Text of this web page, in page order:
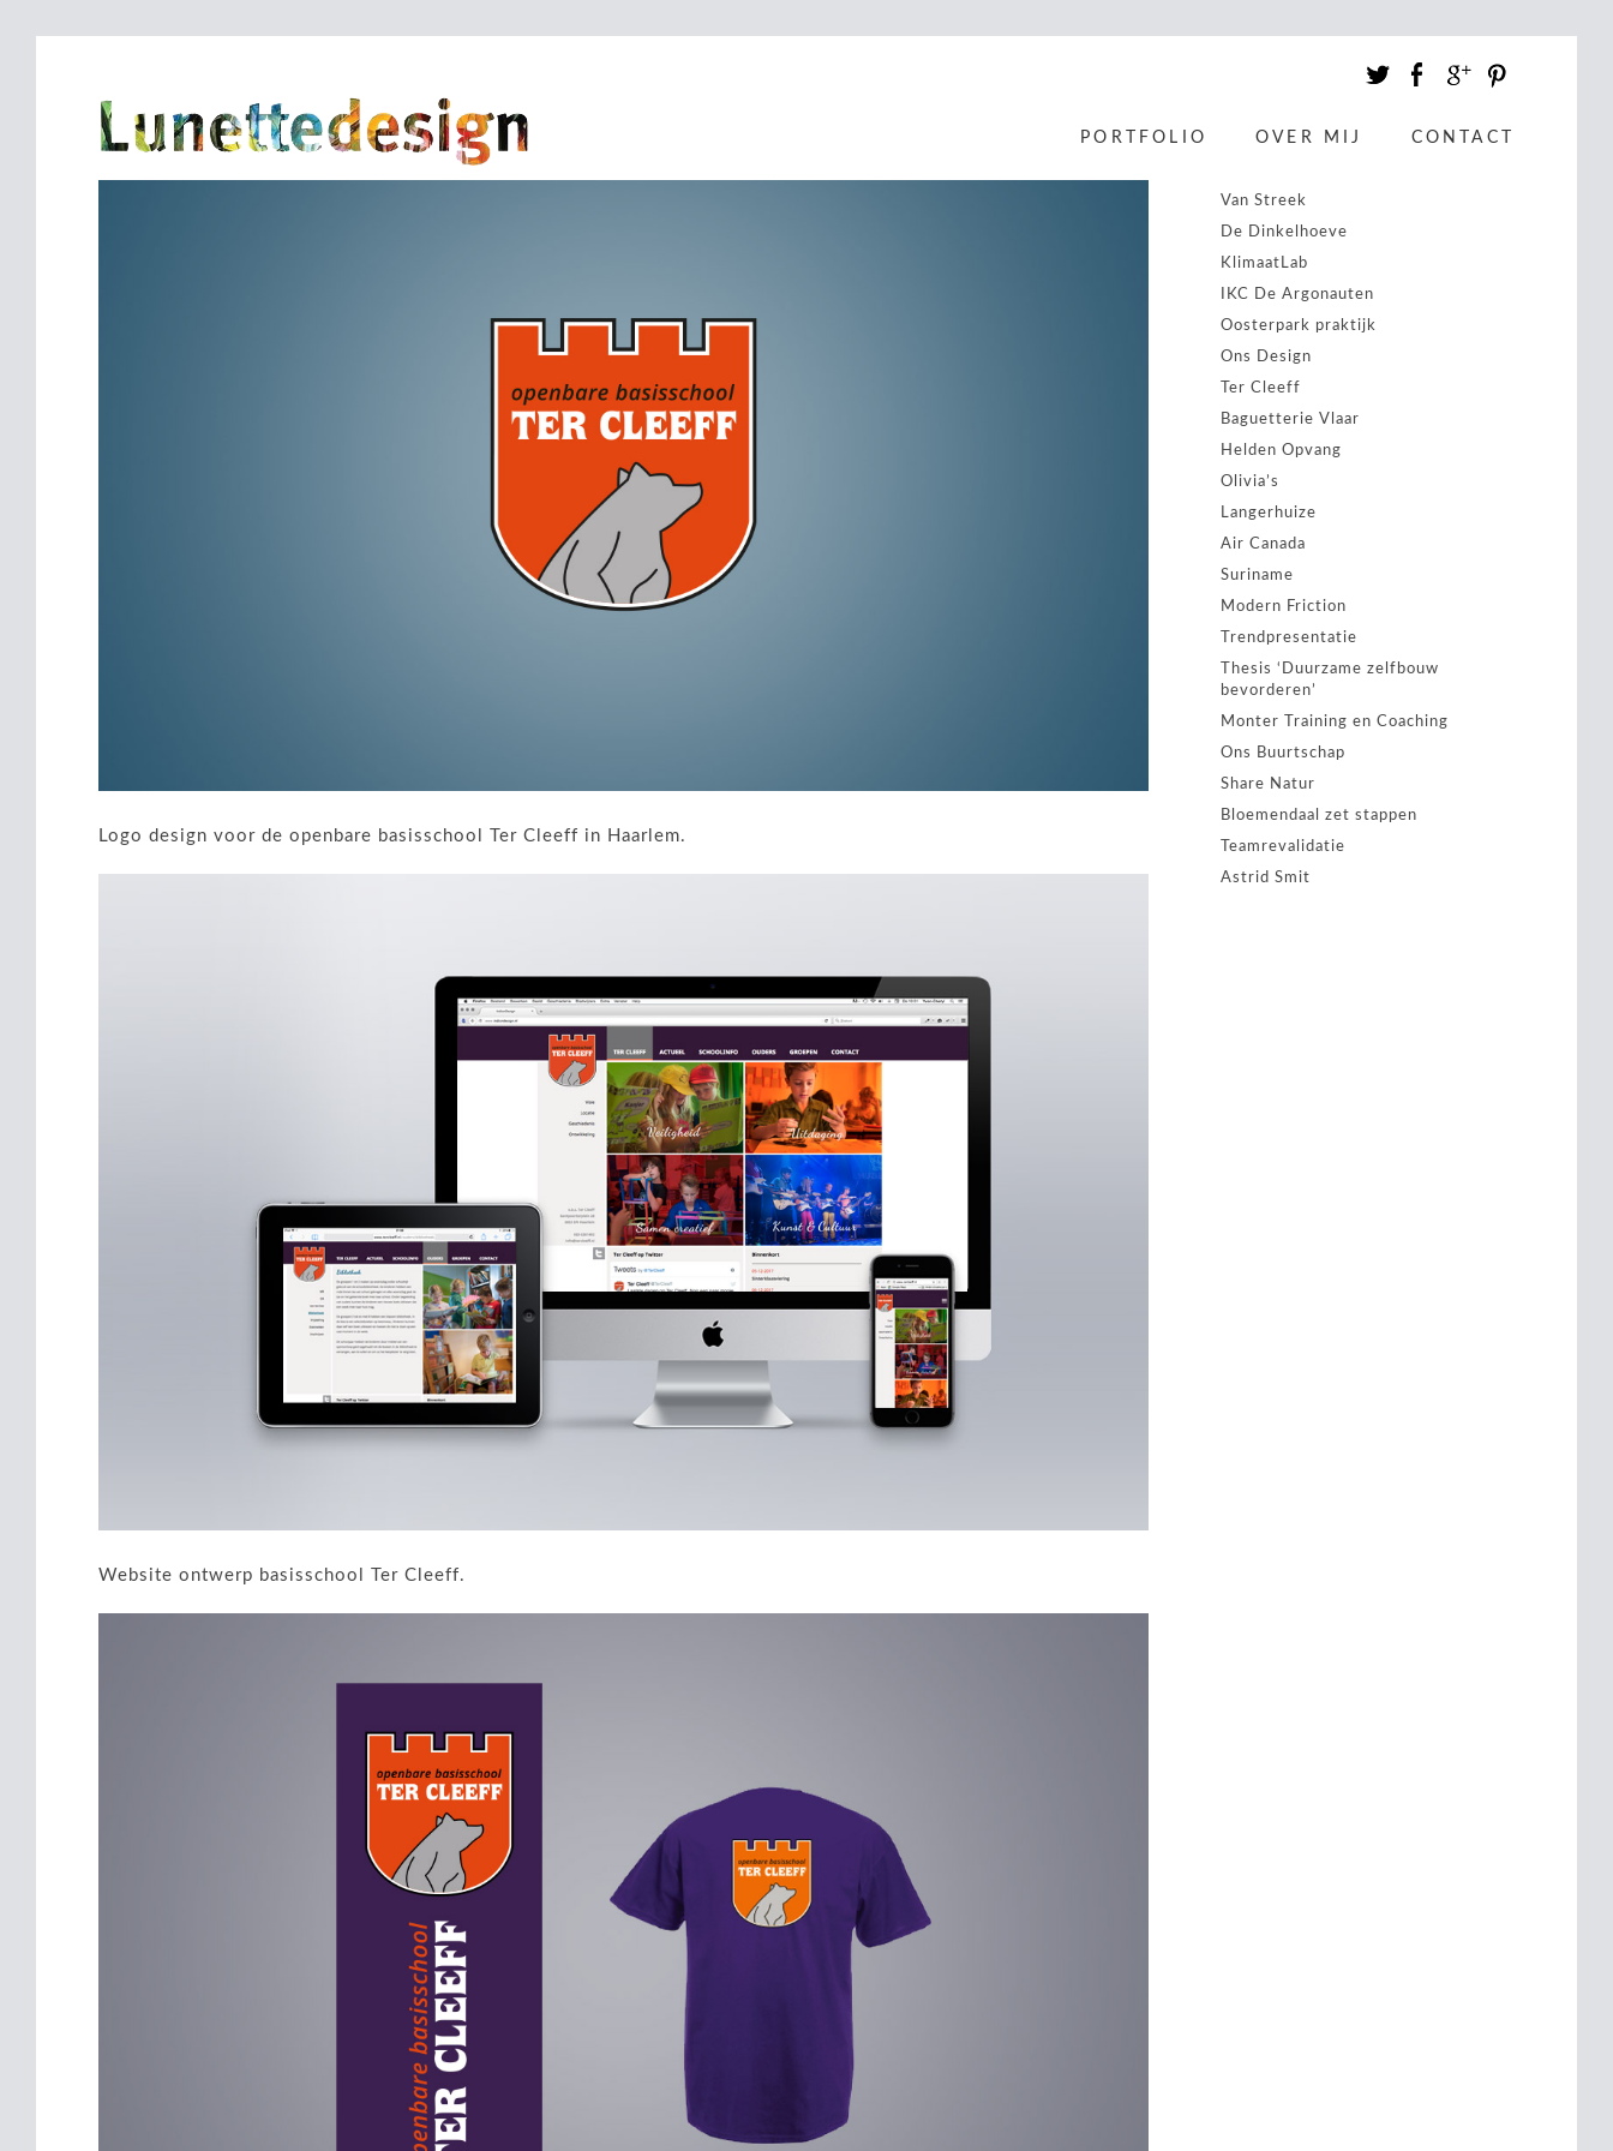
PORTFOLIO OVER MIJ CONTACT
Logo design voor de openbare basisschool Ter Cleeff in Haarlem.
Website ontwerp basisschool Ter Cleeff.
Heemstede Duurzaam
To get there Together
Van Streek
De Dinkelhoeve
KlimaatLab
IKC De Argonauten
Oosterpark praktijk
Ons Design
Ter Cleeff
Baguetterie Vlaar
Helden Opvang
Olivia’s
Langerhuize
Air Canada
Suriname
Modern Friction
Trendpresentatie
Thesis ‘Duurzame zelfbouw
bevorderen’
Monter Training en Coaching
Ons Buurtschap
Share Natur
Bloemendaal zet stappen
Teamrevalidatie
Astrid Smit